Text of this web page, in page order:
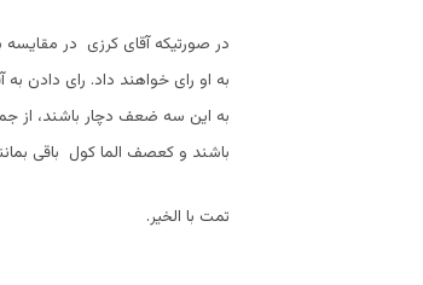
در صورتیکه آقای کرزی در مقایسه
به او رای خواهند داد. رای
به این سه ضعف دچار باشند، از
باشند و کعصف الما کول باقی
تمت با الخیر.